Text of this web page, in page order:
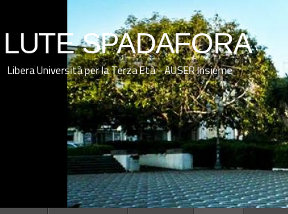
LUTE SPADAFORA
Libera Università per la Terza Età - AUSER Insieme